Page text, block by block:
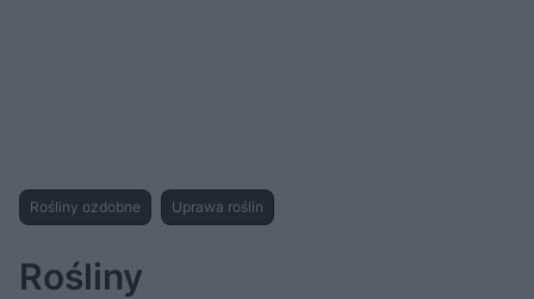
Rośliny ozdobne Uprawa roślin
Rośliny